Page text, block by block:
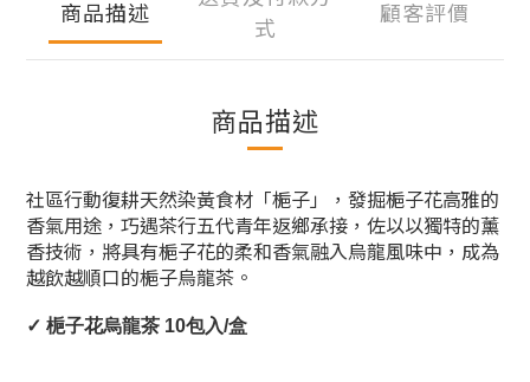
商品描述
式
顧客評價
商品描述
社區行動復耕天然染黃食材「梔子」，發掘梔子花高雅的
香氣用途，巧遇茶行五代青年返鄉承接，佐以以獨特的薰
香技術，將具有梔子花的柔和香氣融入烏龍風味中，成為
越飲越順口的梔子烏龍茶。
✓ 梔子花烏龍茶 10包入/盒